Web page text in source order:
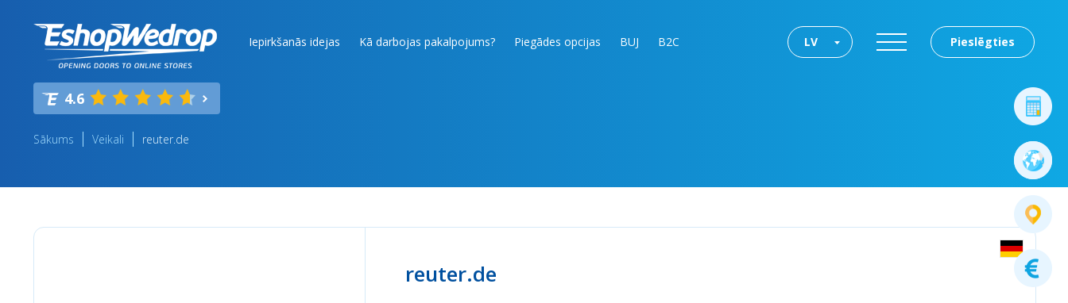
Iepirkšanās idejas Kā darbojas pakalpojums? Piegādes opcijas BUJ B2C Pieslēgties
LV
4.6
Sākums Veikali reuter.de
reuter.de